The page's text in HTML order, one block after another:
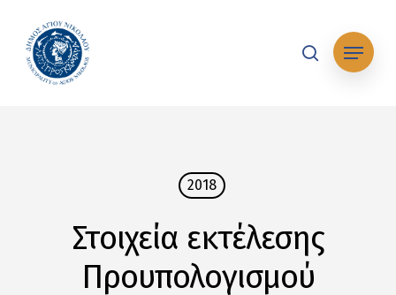
main
content
searchΜενού
2018
Στοιχεία εκτέλεσης
Προυπολογισμού